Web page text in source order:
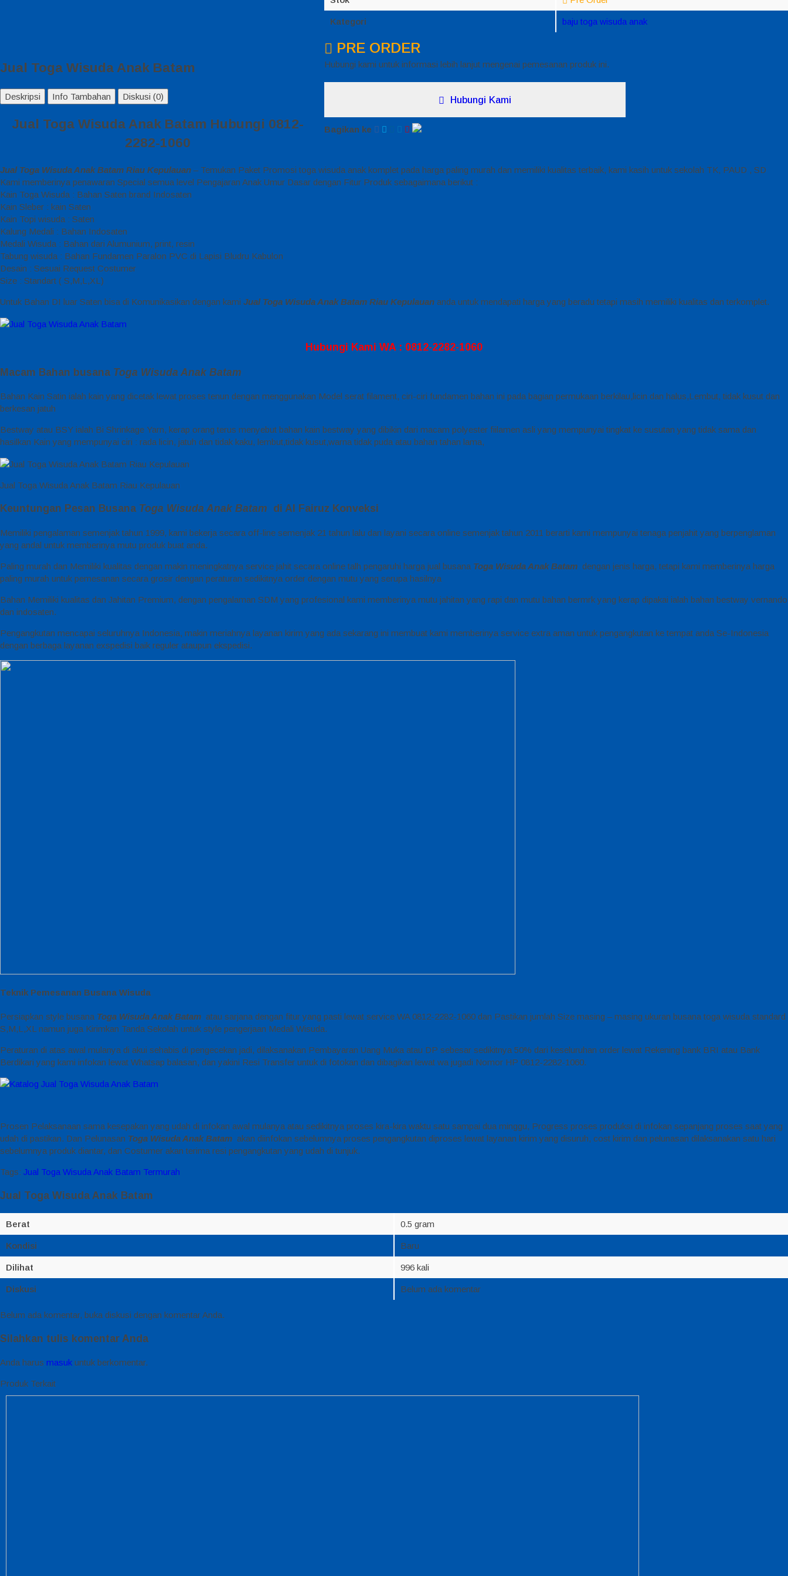
Kategori baju toga wisuda anak
PRE ORDER
Hubungi kami untuk informasi lebih lanjut mengenai pemesanan produk ini.
Hubungi Kami
Bagikan ke
Jual Toga Wisuda Anak Batam
Deskripsi Info Tambahan Diskusi (0)
Jual Toga Wisuda Anak Batam Hubungi 0812-
2282-1060
Jual Toga Wisuda Anak Batam Riau Kepulauan – Temukan Paket Promosi toga wisuda anak komplet pada harga paling murah dan memiliki kualitas terbaik, kami kasih untuk sekolah TK, PAUD , SD
Kami memberinya penawaran Special semua level Pengajaran Anak Umur Dasar dengan Fitur Produk sebagaimana berikut :
Kain Toga Wisuda : Bahan Saten brand Indosaten
Kain Sleber : kain Saten
Kain Topi wisuda : Saten
Kalung Medali : Bahan Indosaten
Medali Wisuda : Bahan dari Alumunium, print, resin
Tabung wisuda : Bahan Fundamen Paralon PVC di Lapisi Bludru Kabulon
Desain : Sesuai Request Costumer
Size : Standart ( S,M,L,XL)
Untuk Bahan DI luar Saten bisa di Komunikasikan dengan kami Jual Toga Wisuda Anak Batam Riau Kepulauan anda untuk mendapati harga yang beradu tetapi masih memiliki kualitas dan terkomplet.
Hubungi Kami WA : 0812-2282-1060
Macam Bahan busana Toga Wisuda Anak Batam
Bahan Kain Satin ialah kain yang dicetak lewat proses tenun dengan menggunakan Model serat filament, ciri-ciri fundamen bahan ini pada bagian permukaan berkilau,licin dan halus,Lembut, tidak kusut dan
berkesan jatuh
Bestway atau BSY ialah Bi Shrinkage Yarn, kerap orang terus menyebut bahan kain bestway yang dibikin dari macam polyester fiilamen asli yang mempunyai tingkat ke susutan yang tidak sama dan
hasilkan Kain yang mempunyai ciri : rada licin, jatuh dan tidak kaku, lembut,tidak kusut,warna tidak puda atau bahan tahan lama,
Jual Toga Wisuda Anak Batam Riau Kepulauan
Keuntungan Pesan Busana Toga Wisuda Anak Batam di Al Fairuz Konveksi
Memiliki pengalaman semenjak tahun 1999, kami bekerja secara off-line semenjak 21 tahun lalu dan layani secara online semenjak tahun 2011 berarti kami mempunyai tenaga penjahit yang berpenglaman
yang andal untuk memberinya mutu produk buat anda.
Paling murah dan Memiliki kualitas dengan makin meningkatnya service jahit secara online talh pengaruhi harga jual busana Toga Wisuda Anak Batam dengan jenis harga, tetapi kami memberinya harga
paling murah untuk pemesanan secara grosir dengan peraturan sedikitnya order dengan mutu yang serupa hasilnya
Bahan Memiliki kualitas dan Jahitan Premium, dengan pengalaman SDM yang profesional kami memberinya mutu jahitan yang rapi dan mutu bahan bermrk yang kerap dipakai ialah bahan bestway vernando
dan indosaten.
Pengangkutan mencapai seluruhnya Indonesia, makin meriahnya layanan kirim yang ada sekarang ini membuat kami memberinya service extra aman untuk pengangkutan ke tempat anda Se-Indonesia
dengan berbaga layanan exspedisi baik reguler ataupun ekspedisi.
Teknik Pemesanan Busana Wisuda
Persiapkan style busana Toga Wisuda Anak Batam atau sarjana dengan fitur yang pasti lewat service WA 0812-2282-1060 dan Pastikan jumlah Size masing – masing ukuran busana toga wisuda standard
S,M,L,XL namun juga Kirimkan Tanda Sekolah untuk style pengerjaan Medali Wisuda.
Peraturan di atas awal mulanya di akui sehabis di pengecekan jadi, dilaksanakan Pembayaran Uang Muka atau DP sebesar sedikitnya 50% dari keseluruhan order lewat Rekening bank BRI atau Bank
Berdikari yang kami infokan lewat Whatsap balasan, dan yakini Resi Transfer untuk di fotokan dan dibagikan lewat wa jugadi Nomor HP 0812-2282-1060.
Prosen Pelaksanaan sama kesepakan yang udah di infokan awal mulanya atau sedikitnya proses kira-kira waktu satu sampai dua minggu, Progress proses produksi di infokan sepanjang proses saat yang
udah di pastikan. Dan Pelunasan Toga Wisuda Anak Batam akan diinfokan sebelumnya proses pengangkutan diproses lewat layanan kirim yang disuruh, cost kirim dan pelunasan dilaksanakan satu hari
sebelumnya produk diantar, dan Costumer akan terima resi pengangkutan yang udah di tunjuk.
Tags: Jual Toga Wisuda Anak Batam Termurah
Jual Toga Wisuda Anak Batam
Berat 0.5 gram
Kondisi Baru
Dilihat 996 kali
Diskusi Belum ada komentar
Belum ada komentar, buka diskusi dengan komentar Anda.
Silahkan tulis komentar Anda
Anda harus masuk untuk berkomentar.
Produk Terkait